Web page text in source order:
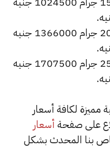
أسعار الذهب عيار 21 وزن 200 جرام 1366000 جنيه
أسعار الذهب عيار 21 وزن 250 جرام 1707500 جنيه
تغطية مميزة لكافة أسعار
على صفحة أسعار
بنا المحدث بشكل